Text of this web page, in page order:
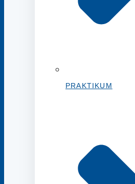
PRAKTIKUM